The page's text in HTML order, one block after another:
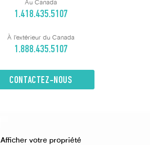
Au Canada
1.418.435.5107
À l'extérieur du Canada
1.888.435.5107
CONTACTEZ-NOUS
Afficher votre propriété